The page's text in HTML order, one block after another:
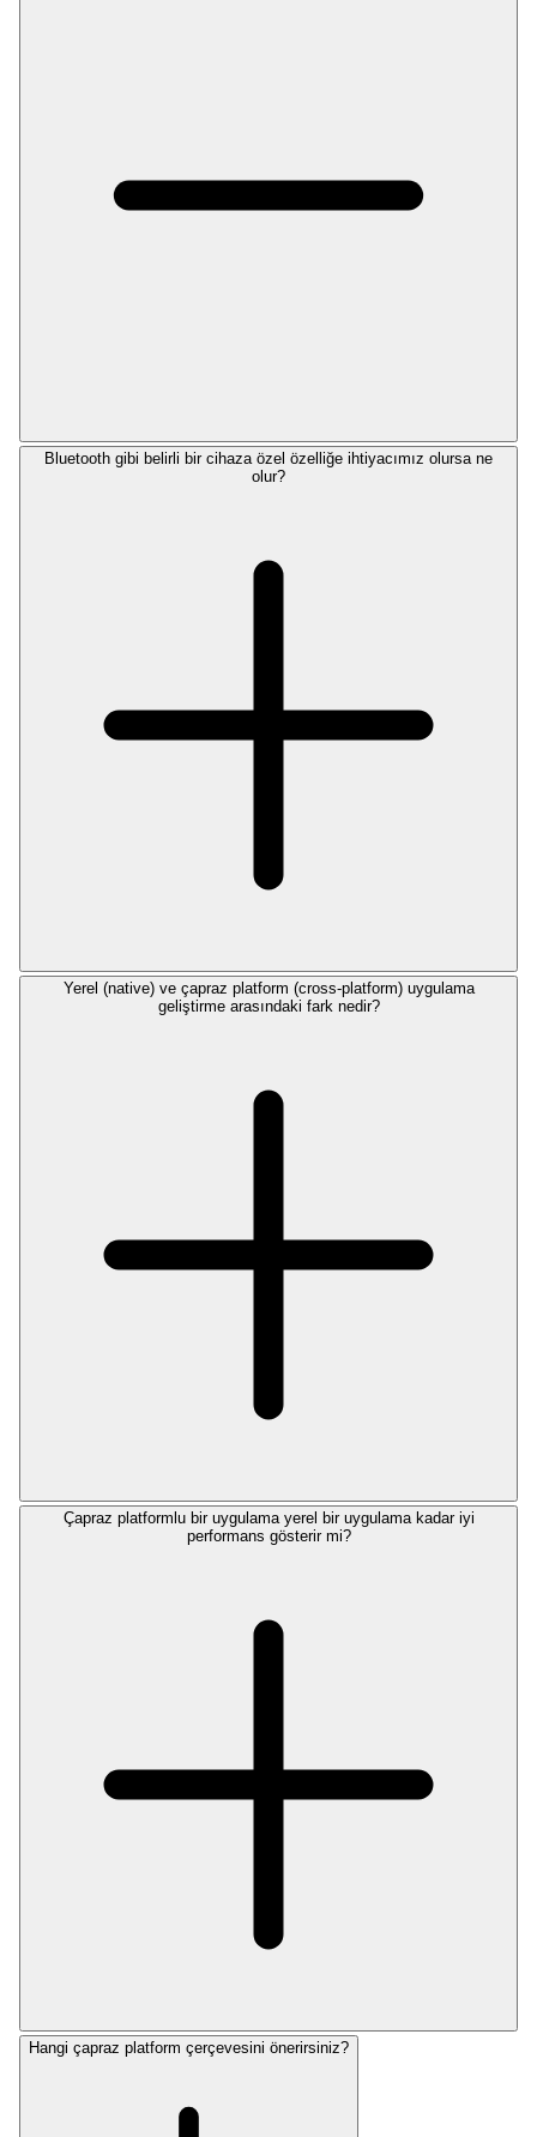
Bluetooth gibi belirli bir cihaza özel özelliğe ihtiyacımız olursa ne
olur?
Yerel (native) ve çapraz platform (cross-platform) uygulama
geliştirme arasındaki fark nedir?
Çapraz platformlu bir uygulama yerel bir uygulama kadar iyi
performans gösterir mi?
Hangi çapraz platform çerçevesini önerirsiniz?